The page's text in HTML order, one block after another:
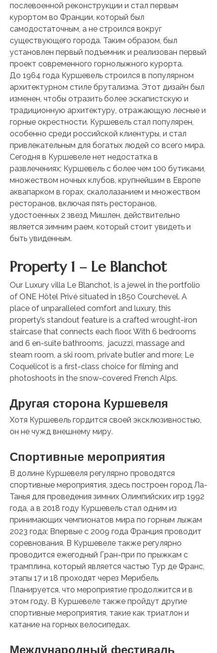
послевоенной реконструкции и стал первым
курортом во Франции, который был
самодостаточным, а не строился вокруг
существующего города. Таким образом, был
установлен первый подъемник и реализован первый
проект современного горнолыжного курорта.
До 1964 года Куршевель строился в популярном
архитектурном стиле брутализма. Этот дизайн был
изменен, чтобы отразить более эскапистскую и
традиционную архитектуру, отражающую лесные и
горные окрестности. Куршевель стал популярен,
особенно среди российской клиентуры, и стал
привлекательным для богатых людей со всего мира.
Сегодня в Куршевеле нет недостатка в
развлечениях; Куршевель с более чем 100 бутиками,
множеством ночных клубов, крупнейшим в Европе
аквапарком в горах, скалолазанием и множеством
ресторанов, включая пять ресторанов,
удостоенных 2 звезд Мишлен, действительно
является зимним раем, который стоит увидеть и
быть увиденным.
Property 1 – Le Blanchot
Our Luxury villa Le Blanchot, is a jewel in the portfolio
of ONE Hôtel Privé situated in 1850 Courchevel. A
place of unparalleled comfort and luxury, this
property’s standout feature is a crafted wrought-iron
staircase that connects each floor. With 6 bedrooms
and 6 en-suite bathrooms, jacuzzi, massage and
steam room, a ski room, private butler and more; Le
Coquelicot is a first-class choice for filming and
photoshoots in the snow-covered French Alps.
Другая сторона Куршевеля
Хотя Куршевель гордится своей эксклюзивностью,
он не чужд внешнему миру.
Спортивные мероприятия
В долине Куршевеля регулярно проводятся
спортивные мероприятия, здесь построен город Ла-
Танья для проведения зимних Олимпийских игр 1992
года, а в 2018 году Куршевель стал одним из
принимающих чемпионатов мира по горным лыжам
2023 года; Впервые с 2009 года Франция проводит
соревнования. В Куршевеле также регулярно
проводится ежегодный Гран-при по прыжкам с
трамплина, который является частью Тур де Франс,
этапы 17 и 18 проходят через Мерибель.
Планируется, что мероприятие продолжится и в
этом году. В Куршевеле также пройдут другие
спортивные мероприятия, такие как триатлон и
катание на горных велосипедах.
Международный фестиваль